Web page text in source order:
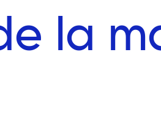
Made in Europe
Fabriqué en France
la